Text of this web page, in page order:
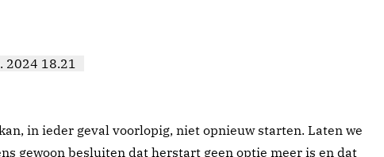
2024 18.21
in ieder geval voorlopig, niet opnieuw starten. Laten we
gewoon besluiten dat herstart geen optie meer is en dat